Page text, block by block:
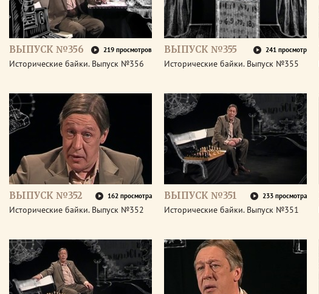
ВЫПУСК №356 219 просмотров
Исторические байки. Выпуск №356
ВЫПУСК №355 241 просмотр
Исторические байки. Выпуск №355
ВЫПУСК №352 162 просмотра
Исторические байки. Выпуск №352
ВЫПУСК №351 233 просмотра
Исторические байки. Выпуск №351